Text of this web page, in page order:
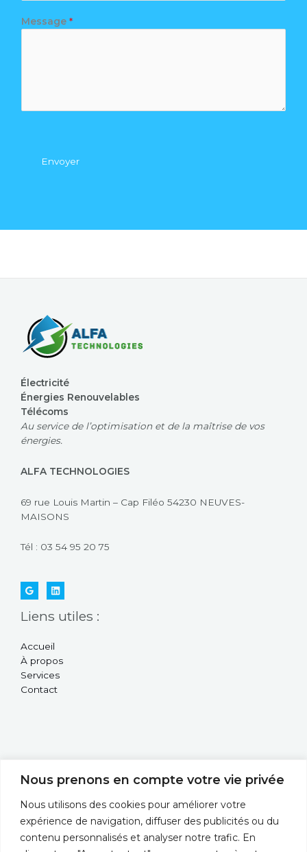
Nous prenons en compte votre vie privée
Nous utilisons des cookies pour améliorer votre
expérience de navigation, diffuser des publicités ou du
contenu personnalisés et analyser notre trafic. En
Message *
Envoyer
Électricité
Énergies Renouvelables
Télécoms
Au service de l’optimisation et de la maîtrise de vos
énergies.
ALFA TECHNOLOGIES
69 rue Louis Martin – Cap Filéo 54230 NEUVES-
MAISONS
Tél : 03 54 95 20 75
Liens utiles :
Accueil
À propos
Services
Contact